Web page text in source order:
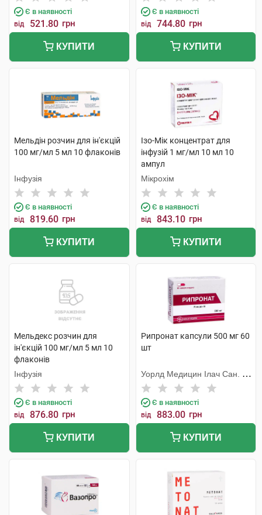
Є в наявності
від 521.80 грн
КУПИТИ
Є в наявності
від 744.80 грн
КУПИТИ
Мельдін розчин для ін'єкцій
100 мг/мл 5 мл 10 флаконів
Інфузія
Є в наявності
від 819.60 грн
КУПИТИ
Ізо-Мік концентрат для
інфузій 1 мг/мл 10 мл 10
ампул
Мікрохім
Є в наявності
від 843.10 грн
КУПИТИ
Мельдекс розчин для
ін'єкцій 100 мг/мл 5 мл 10
флаконів
Інфузія
Є в наявності
від 876.80 грн
КУПИТИ
Рипронат капсули 500 мг 60
шт
Уорлд Медицин Ілач Сан. Ве
Тідж
Є в наявності
від 883.00 грн
КУПИТИ